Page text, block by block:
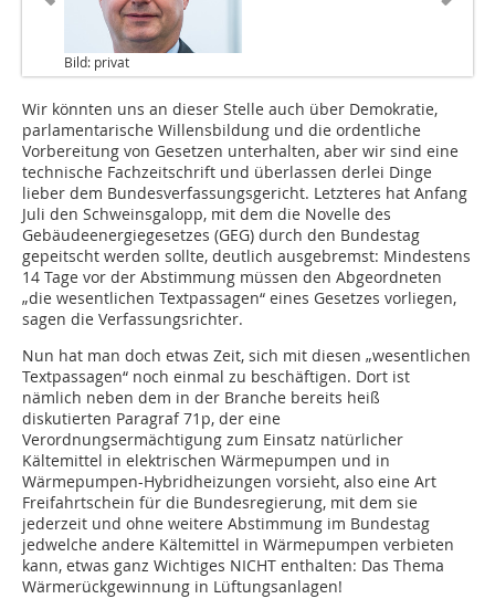
Bild: privat
Wir könnten uns an dieser Stelle auch über Demokratie,
parlamentarische Willensbildung und die ordentliche
Vorbereitung von Gesetzen unterhalten, aber wir sind eine
technische Fachzeitschrift und überlassen derlei Dinge
lieber dem Bundesverfassungsgericht. Letzteres hat Anfang
Juli den Schweinsgalopp, mit dem die Novelle des
Gebäudeenergiegesetzes (GEG) durch den Bundestag
gepeitscht werden sollte, deutlich ausgebremst: Mindestens
14 Tage vor der Abstimmung müssen den Abgeordneten
„die wesentlichen Textpassagen“ eines Gesetzes vorliegen,
sagen die Verfassungsrichter.
Nun hat man doch etwas Zeit, sich mit diesen „wesentlichen
Textpassagen“ noch einmal zu beschäftigen. Dort ist
nämlich neben dem in der Branche bereits heiß
diskutierten Paragraf 71p, der eine
Verordnungsermächtigung zum Einsatz natürlicher
Kältemittel in elektrischen Wärmepumpen und in
Wärmepumpen-Hybridheizungen vorsieht, also eine Art
Freifahrtschein für die Bundesregierung, mit dem sie
jederzeit und ohne weitere Abstimmung im Bundestag
jedwelche andere Kältemittel in Wärmepumpen verbieten
kann, etwas ganz Wichtiges NICHT enthalten: Das Thema
Wärmerückgewinnung in Lüftungsanlagen!